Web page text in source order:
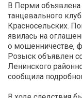
В Перми
танцевального
Красносельских.
явилась на
о мошенничестве,
Розыск объявлен
Ленинского
сообщила